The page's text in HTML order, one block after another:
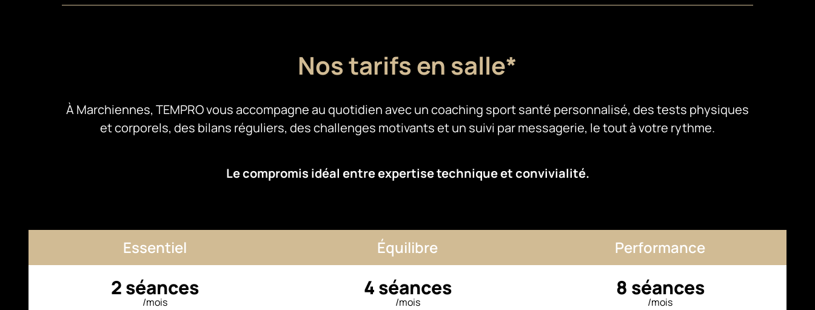
Nos tarifs en salle*
À Marchiennes, TEMPRO vous accompagne au quotidien avec un coaching sport santé personnalisé, des tests physiques
et corporels, des bilans réguliers, des challenges motivants et un suivi par messagerie, le tout à votre rythme.
Le compromis idéal entre expertise technique et convivialité.
Essentiel
2 séances
/mois
Équilibre
4 séances
/mois
Performance
8 séances
/mois